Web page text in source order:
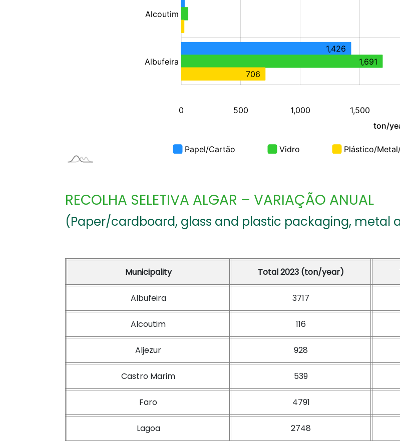
RECOLHA SELETIVA ALGAR – VARIAÇÃO ANUAL
(Paper/cardboard, glass and plastic packaging, metal
Municipality Total 2023 (ton/year)
Albufeira 3717
Alcoutim 116
Aljezur 928
Castro Marim 539
Faro 4791
Lagoa 2748